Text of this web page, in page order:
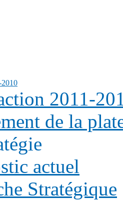
2010
2011-
de la
actuel
Stratégique